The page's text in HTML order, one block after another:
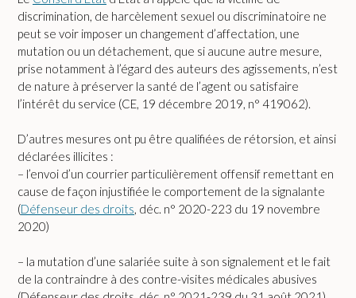
discrimination, de harcèlement sexuel ou discriminatoire ne
peut se voir imposer un changement d’affectation, une
mutation ou un détachement, que si aucune autre mesure,
prise notamment à l’égard des auteurs des agissements, n’est
de nature à préserver la santé de l’agent ou satisfaire
l’intérêt du service (CE, 19 décembre 2019, n° 419062).
D’autres mesures ont pu être qualifiées de rétorsion, et ainsi
déclarées illicites :
– l’envoi d’un courrier particulièrement offensif remettant en
cause de façon injustifiée le comportement de la signalante
(Défenseur des droits , déc. n° 2020-223 du 19 novembre
2020)
– la mutation d’une salariée suite à son signalement et le fait
de la contraindre à des contre-visites médicales abusives